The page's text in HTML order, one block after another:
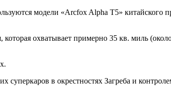
модели «Arcfox Alpha T5» китайского
охватывает примерно 35 кв. миль
в окрестностях Загреба и